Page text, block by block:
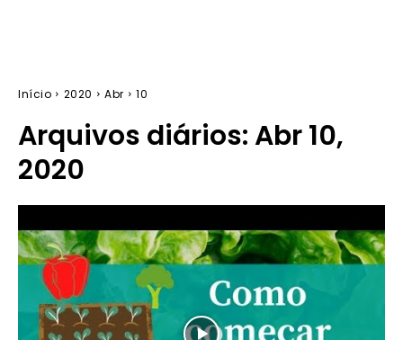
Início 2020 Abr 10
Arquivos diários: Abr 10,
2020